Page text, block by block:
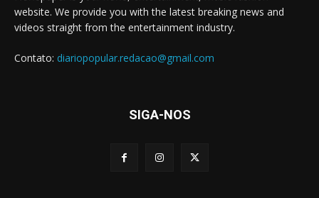
website. We provide you with the latest breaking news and
videos straight from the entertainment industry.
Contato: diariopopular.redacao@gmail.com
SIGA-NOS